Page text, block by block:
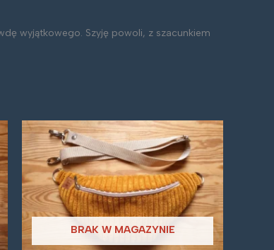
wyjątkowego. Szyję powoli, z szacunkiem
BRAK W MAGAZYNIE